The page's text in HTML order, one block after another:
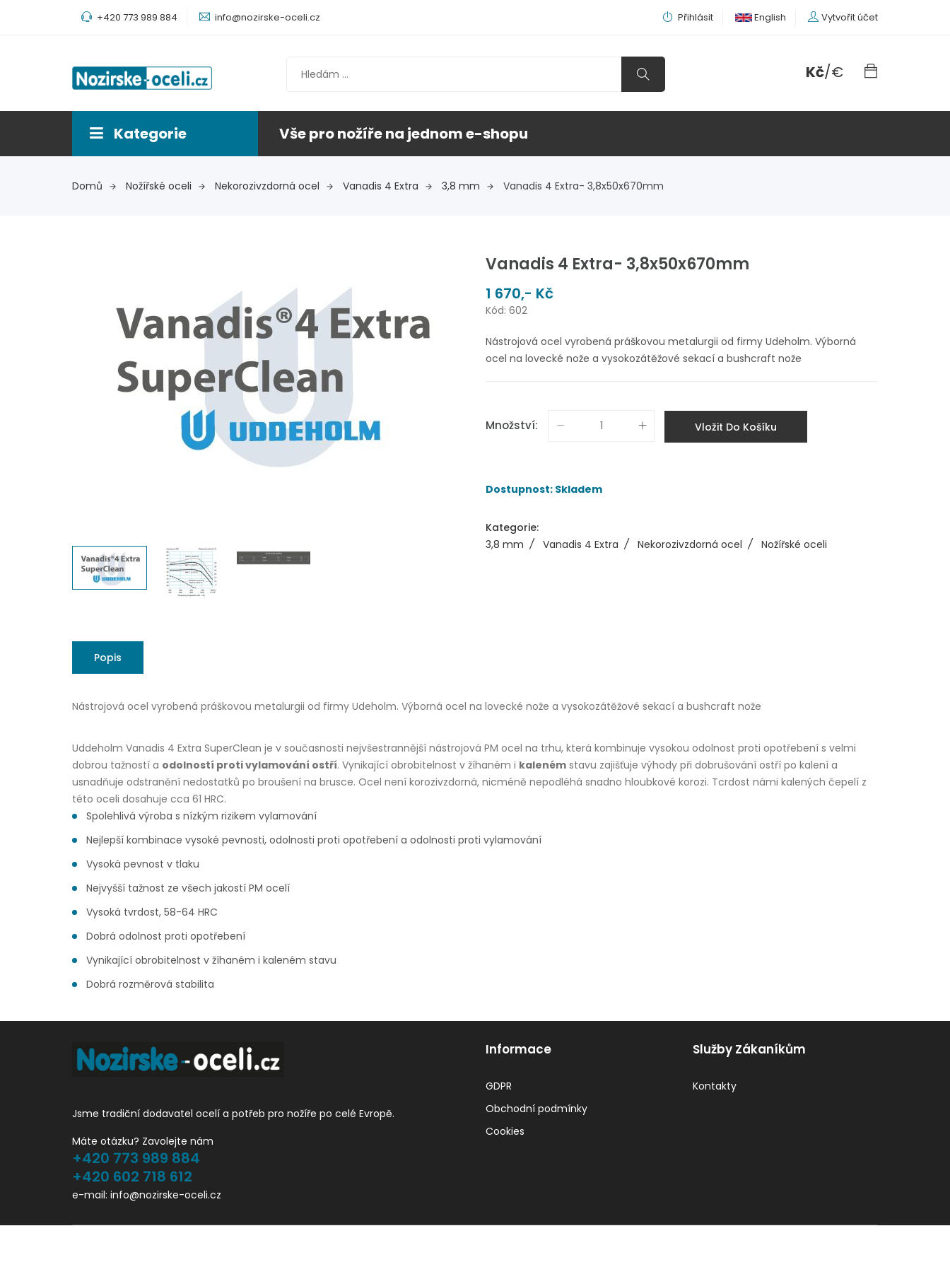
+420 773 989 884 info@nozirske-oceli.cz Přihlásit English Vytvořit účet
Kč/€
Kategorie Vše pro nožíře na jednom e-shopu
Domů Nožířské oceli Nekorozivzdorná ocel Vanadis 4 Extra 3,8 mm Vanadis 4 Extra- 3,8x50x670mm
Vanadis 4 Extra- 3,8x50x670mm
1 670,- Kč
Kód: 602
Nástrojová ocel vyrobená práškovou metalurgii od firmy Udeholm. Výborná
ocel na lovecké nože a vysokozátěžové sekací a bushcraft nože
Množství: Vložit Do Košíku
Dostupnost: Skladem
Kategorie:
3,8 mm / Vanadis 4 Extra / Nekorozivzdorná ocel / Nožířské oceli
Popis
Nástrojová ocel vyrobená práškovou metalurgii od firmy Udeholm. Výborná ocel na lovecké nože a vysokozátěžové sekací a bushcraft nože
Uddeholm Vanadis 4 Extra SuperClean je v současnosti nejvšestrannější nástrojová PM ocel na trhu, která kombinuje vysokou odolnost proti opotřebení s velmi
dobrou tažností a odolností proti vylamování ostří. Vynikající obrobitelnost v žíhaném i kaleném stavu zajišťuje výhody při dobrušování ostří po kalení a
usnadňuje odstranění nedostatků po broušení na brusce. Ocel není korozivzdorná, nicméně nepodléhá snadno hloubkové korozi. Tcrdost námi kalených čepelí z
této oceli dosahuje cca 61 HRC.
Spolehlivá výroba s nízkým rizikem vylamování
Nejlepší kombinace vysoké pevnosti, odolnosti proti opotřebení a odolnosti proti vylamování
Vysoká pevnost v tlaku
Nejvyšší tažnost ze všech jakostí PM ocelí
Vysoká tvrdost, 58-64 HRC
Dobrá odolnost proti opotřebení
Vynikající obrobitelnost v žíhaném i kaleném stavu
Dobrá rozměrová stabilita
Jsme tradiční dodavatel ocelí a potřeb pro nožíře po celé Evropě.
Máte otázku? Zavolejte nám
+420 773 989 884
+420 602 718 612
e-mail: info@nozirske-oceli.cz
Informace
GDPR
Obchodní podmínky
Cookies
Služby Zákaníkům
Kontakty